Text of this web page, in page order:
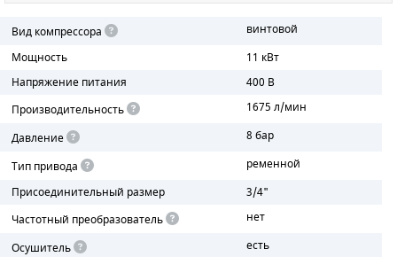
Вид компрессора
винтовой
Мощность
11 кВт
Напряжение питания
400 В
Производительность
1675 л/мин
Давление
8 бар
Тип привода
ременной
Присоединительный размер
3/4"
Частотный преобразователь
нет
Осушитель
есть
МОТОРНОЕ МАСЛО
РАДИАТОРЫ
ПОРШНЕВЫЕ БЛОКИ
ДЕТАЛИ СПИРАЛЬНЫХ КОМПРЕССОРОВ